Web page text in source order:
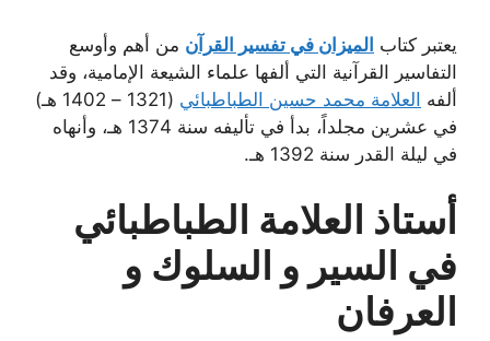
يعتبر كتاب الميزان في تفسير القرآن من أهم وأوسع
التفاسير القرآنية التي ألفها علماء الشيعة الإمامية، وقد
ألفه العلامة محمد حسين الطباطبائي
(1321 – 1402 هـ)
في عشرين مجلداً، بدأ في تأليفه سنة 1374 هـ، وأنهاه
في ليلة القدر سنة 1392 هـ.
أستاذ العلامة الطباطبائي
في السير و السلوك و
العرفان